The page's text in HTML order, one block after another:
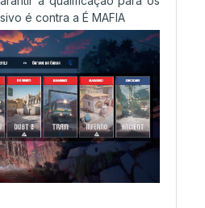
é contra a É MAFIA